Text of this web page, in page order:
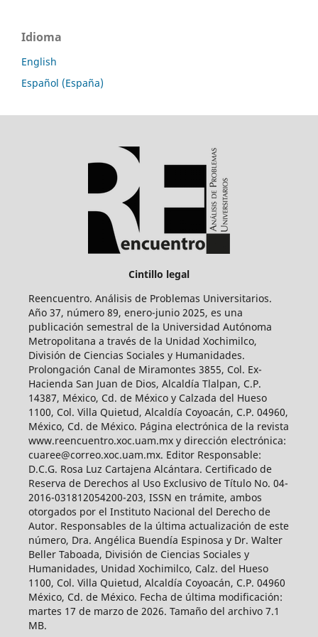
Idioma
English
Español (España)
Cintillo legal
Reencuentro. Análisis de Problemas Universitarios.
Año 37, número 89, enero-junio 2025, es una
publicación semestral de la Universidad Autónoma
Metropolitana a través de la Unidad Xochimilco,
División de Ciencias Sociales y Humanidades.
Prolongación Canal de Miramontes 3855, Col. Ex-
Hacienda San Juan de Dios, Alcaldía Tlalpan, C.P.
14387, México, Cd. de México y Calzada del Hueso
1100, Col. Villa Quietud, Alcaldía Coyoacán, C.P. 04960,
México, Cd. de México. Página electrónica de la revista
www.reencuentro.xoc.uam.mx y dirección electrónica:
cuaree@correo.xoc.uam.mx. Editor Responsable:
D.C.G. Rosa Luz Cartajena Alcántara. Certificado de
Reserva de Derechos al Uso Exclusivo de Título No. 04-
2016-031812054200-203, ISSN en trámite, ambos
otorgados por el Instituto Nacional del Derecho de
Autor. Responsables de la última actualización de este
número, Dra. Angélica Buendía Espinosa y Dr. Walter
Beller Taboada, División de Ciencias Sociales y
Humanidades, Unidad Xochimilco, Calz. del Hueso
1100, Col. Villa Quietud, Alcaldía Coyoacán, C.P. 04960
México, Cd. de México. Fecha de última modificación:
martes 17 de marzo de 2026. Tamaño del archivo 7.1
MB.